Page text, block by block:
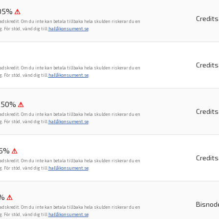
⚠
Om du inte kan betala tillbaka hela skulden riskerar du en
För stöd, vänd dig till hallåkonsument.se.
Om du inte kan betala tillbaka hela skulden riskerar du en
För stöd, vänd dig till hallåkonsument.se.
⚠
Om du inte kan betala tillbaka hela skulden riskerar du en
För stöd, vänd dig till hallåkonsument.se.
⚠
Om du inte kan betala tillbaka hela skulden riskerar du en
För stöd, vänd dig till hallåkonsument.se.
⚠
Om du inte kan betala tillbaka hela skulden riskerar du en
För stöd, vänd dig till hallåkonsument.se.